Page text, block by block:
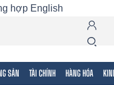
hợp English
SẢN TÀI CHÍNH HÀNG HÓA
Mã chứng khoán